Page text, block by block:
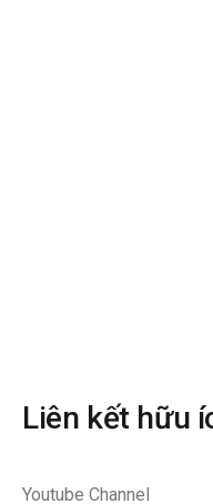
Liên kết hữu
Youtube Channel